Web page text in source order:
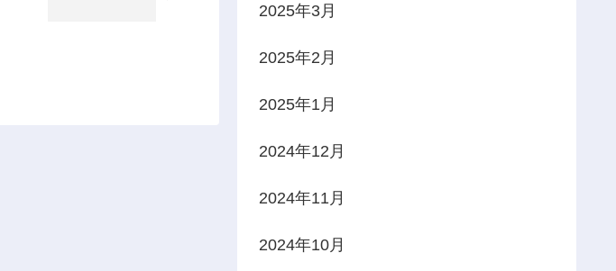
2025年3月
2025年2月
2025年1月
2024年12月
2024年11月
2024年10月